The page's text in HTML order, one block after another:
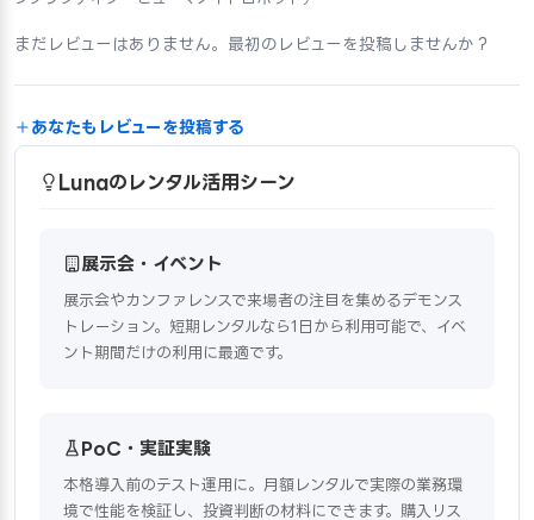
まだレビューはありません。最初のレビューを投稿しませんか？
あなたもレビューを投稿する
Lunaのレンタル活用シーン
展示会・イベント
展示会やカンファレンスで来場者の注目を集めるデモンス
トレーション。短期レンタルなら1日から利用可能で、イベ
ント期間だけの利用に最適です。
PoC・実証実験
本格導入前のテスト運用に。月額レンタルで実際の業務環
境で性能を検証し、投資判断の材料にできます。購入リス